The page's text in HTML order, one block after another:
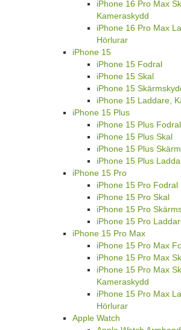
iPhone 16 Pro Max
Kameraskydd
iPhone 16 Pro Max
Hörlurar
iPhone 15
iPhone 15 Fodral
iPhone 15 Skal
iPhone 15
iPhone 15 Laddare,
iPhone 15 Plus
iPhone 15 Plus Fodral
iPhone 15 Plus Skal
iPhone 15 Plus
iPhone 15 Plus
iPhone 15 Pro
iPhone 15 Pro Fodral
iPhone 15 Pro Skal
iPhone 15 Pro
iPhone 15 Pro
iPhone 15 Pro Max
iPhone 15 Pro Max
iPhone 15 Pro Max
iPhone 15 Pro Max
Kameraskydd
iPhone 15 Pro Max
Hörlurar
Apple Watch